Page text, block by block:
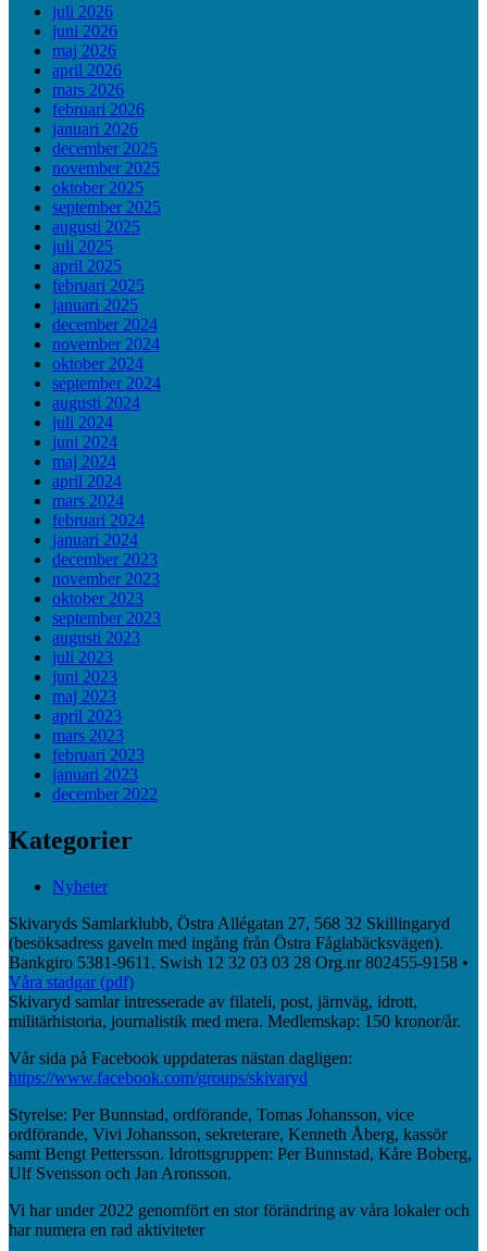
juli 2026
juni 2026
maj 2026
april 2026
mars 2026
februari 2026
januari 2026
december 2025
november 2025
oktober 2025
september 2025
augusti 2025
juli 2025
april 2025
februari 2025
januari 2025
december 2024
november 2024
oktober 2024
september 2024
augusti 2024
juli 2024
juni 2024
maj 2024
april 2024
mars 2024
februari 2024
januari 2024
december 2023
november 2023
oktober 2023
september 2023
augusti 2023
juli 2023
juni 2023
maj 2023
april 2023
mars 2023
februari 2023
januari 2023
december 2022
Kategorier
Nyheter
Skivaryds Samlarklubb, Östra Allégatan 27, 568 32 Skillingaryd
(besöksadress gaveln med ingång från Östra Fåglabäcksvägen).
Bankgiro 5381-9611. Swish 12 32 03 03 28 Org.nr 802455-9158 •
Våra stadgar (pdf)
Skivaryd samlar intresserade av filateli, post, järnväg, idrott,
militärhistoria, journalistik med mera. Medlemskap: 150 kronor/år.
Vår sida på Facebook uppdateras nästan dagligen:
https://www.facebook.com/groups/skivaryd
Styrelse: Per Bunnstad, ordförande, Tomas Johansson, vice
ordförande, Vivi Johansson, sekreterare, Kenneth Åberg, kassör
samt Bengt Pettersson. Idrottsgruppen: Per Bunnstad, Kåre Boberg,
Ulf Svensson och Jan Aronsson.
Vi har under 2022 genomfört en stor förändring av våra lokaler och
har numera en rad aktiviteter